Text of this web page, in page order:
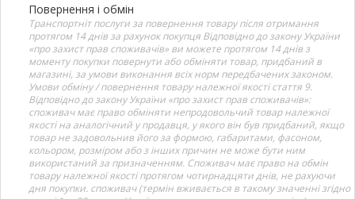
Повернення і обмін
Транспортніт послуги за повернення товару після отримання
протягом 14 днів за рахунок покупця Відповідно до закону України
«про захист прав споживачів» ви можете протягом 14 днів з
моменту покупки повернути або обміняти товар, придбаний в
магазині, за умови виконання всіх норм передбачених законом.
Умови обміну / повернення товару належної якості стаття 9.
Відповідно до закону України «про захист прав споживачів»:
споживач має право обміняти непродовольчий товар належної
якості на аналогічний у продавця, у якого він був придбаний, якщо
товар не задовольнив його за формою, габаритами, фасоном,
кольором, розміром або з інших причин не може бути ним
використаний за призначенням. Споживач має право на обмін
товару належної якості протягом чотирнадцяти днів, не рахуючи
дня покупки. споживач (термін вживається в такому значенні згідно